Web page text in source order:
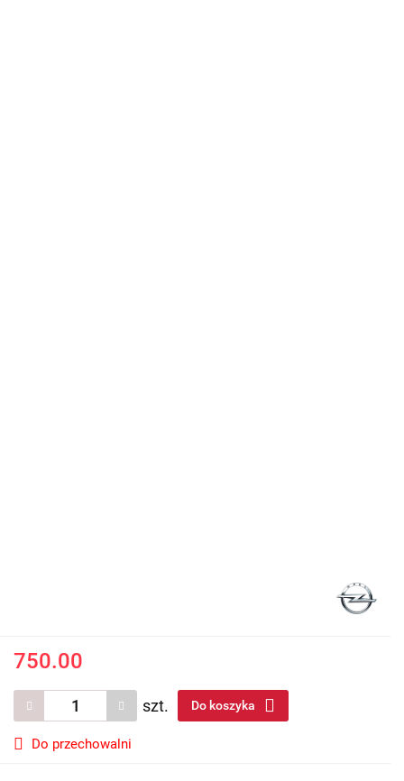
750.00
szt. Do koszyka
Do przechowalni